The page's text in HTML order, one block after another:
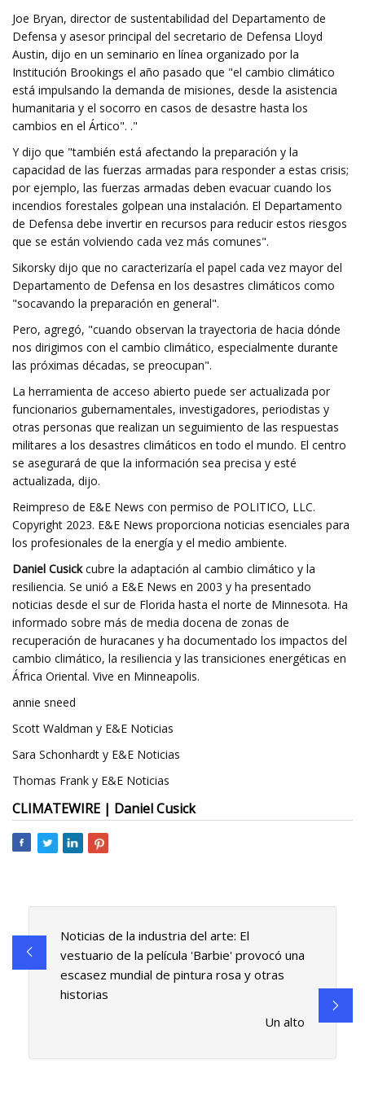
Joe Bryan, director de sustentabilidad del Departamento de
Defensa y asesor principal del secretario de Defensa Lloyd
Austin, dijo en un seminario en línea organizado por la
Institución Brookings el año pasado que "el cambio climático
está impulsando la demanda de misiones, desde la asistencia
humanitaria y el socorro en casos de desastre hasta los
cambios en el Ártico". ."
Y dijo que "también está afectando la preparación y la
capacidad de las fuerzas armadas para responder a estas crisis;
por ejemplo, las fuerzas armadas deben evacuar cuando los
incendios forestales golpean una instalación. El Departamento
de Defensa debe invertir en recursos para reducir estos riesgos
que se están volviendo cada vez más comunes".
Sikorsky dijo que no caracterizaría el papel cada vez mayor del
Departamento de Defensa en los desastres climáticos como
"socavando la preparación en general".
Pero, agregó, "cuando observan la trayectoria de hacia dónde
nos dirigimos con el cambio climático, especialmente durante
las próximas décadas, se preocupan".
La herramienta de acceso abierto puede ser actualizada por
funcionarios gubernamentales, investigadores, periodistas y
otras personas que realizan un seguimiento de las respuestas
militares a los desastres climáticos en todo el mundo. El centro
se asegurará de que la información sea precisa y esté
actualizada, dijo.
Reimpreso de E&E News con permiso de POLITICO, LLC.
Copyright 2023. E&E News proporciona noticias esenciales para
los profesionales de la energía y el medio ambiente.
Daniel Cusickcubre la adaptación al cambio climático y la
resiliencia. Se unió a E&E News en 2003 y ha presentado
noticias desde el sur de Florida hasta el norte de Minnesota. Ha
informado sobre más de media docena de zonas de
recuperación de huracanes y ha documentado los impactos del
cambio climático, la resiliencia y las transiciones energéticas en
África Oriental. Vive en Minneapolis.
annie sneed
Scott Waldman y E&E Noticias
Sara Schonhardt y E&E Noticias
Thomas Frank y E&E Noticias
CLIMATEWIRE | Daniel Cusick
Noticias de la industria del arte: El
vestuario de la película 'Barbie' provocó una
escasez mundial de pintura rosa y otras
historias
Un alto